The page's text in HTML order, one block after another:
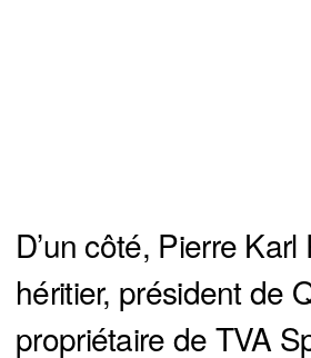
D’un côté, Pierre
héritier, président de
propriétaire de TVA